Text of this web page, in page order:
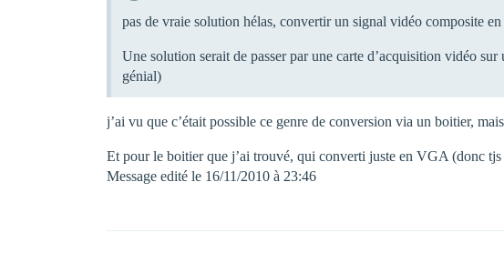
pas de vraie solution hélas, convertir un signal vidéo composite
Une solution serait de passer par une carte d’acquisition vidéo
génial)
j’ai vu que c’était possible ce genre de conversion via un boitier,
Et pour le boitier que j’ai trouvé, qui converti juste en VGA (donc
Message edité le 16/11/2010 à 23:46